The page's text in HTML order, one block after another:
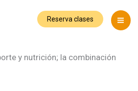
Reserva clases
y nutrición; la combinación